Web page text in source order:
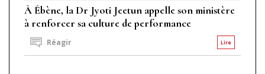
À Ébène, la Dr Jyoti Jeetun appelle son ministère
à renforcer sa culture de performance
Lire
Réagir